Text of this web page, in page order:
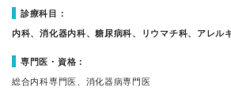
診療科目：
内科、消化器内科、糖尿病科、リウマチ科、アレル
専門医・資格：
総合内科専門医、消化器病専門医